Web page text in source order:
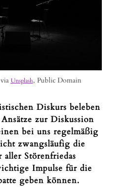
Unsplash, Public Domain
Diskurs beleben
zur Diskussion
bei uns regelmäßig
zwangsläufig die
Störenfriedas
Impulse für die
geben können.